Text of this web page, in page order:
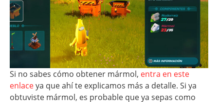
Si no sabes cómo obtener mármol, entra en este
enlaceya que ahí te explicamos más a detalle. Si ya
obtuviste mármol, es probable que ya sepas como